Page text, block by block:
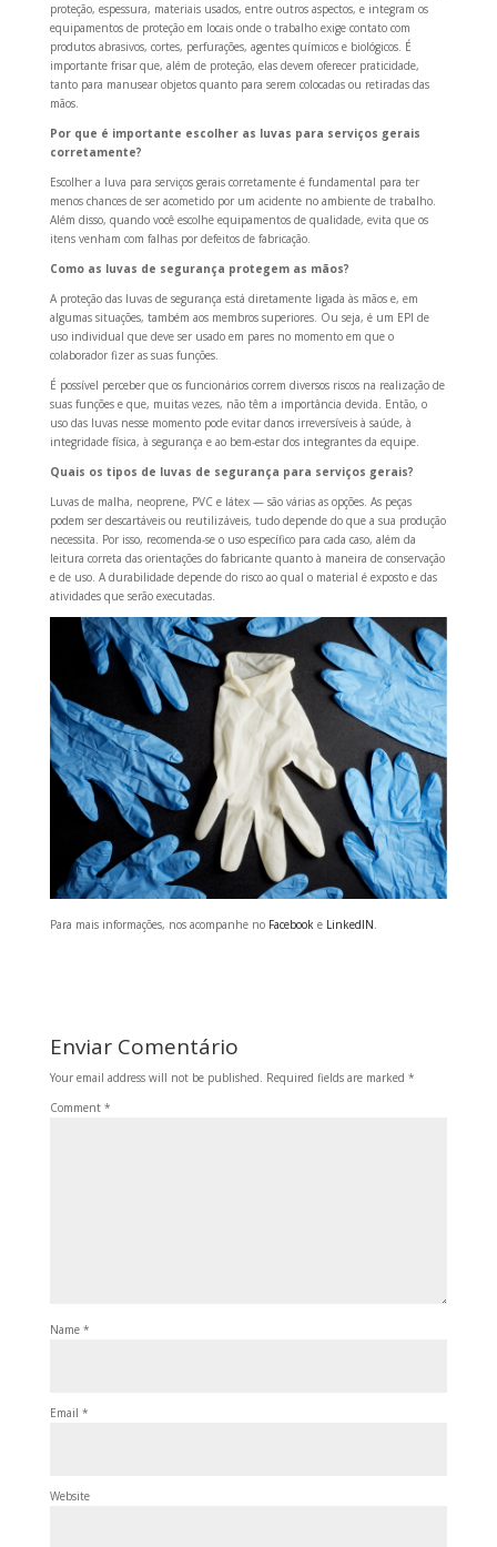
proteção, espessura, materiais usados, entre outros aspectos, e integram os
equipamentos de proteção em locais onde o trabalho exige contato com
produtos abrasivos, cortes, perfurações, agentes químicos e biológicos. É
importante frisar que, além de proteção, elas devem oferecer praticidade,
tanto para manusear objetos quanto para serem colocadas ou retiradas das
mãos.
Por que é importante escolher as luvas para serviços gerais
corretamente?
Escolher a luva para serviços gerais corretamente é fundamental para ter
menos chances de ser acometido por um acidente no ambiente de trabalho.
Além disso, quando você escolhe equipamentos de qualidade, evita que os
itens venham com falhas por defeitos de fabricação.
Como as luvas de segurança protegem as mãos?
A proteção das luvas de segurança está diretamente ligada às mãos e, em
algumas situações, também aos membros superiores. Ou seja, é um EPI de
uso individual que deve ser usado em pares no momento em que o
colaborador fizer as suas funções.
É possível perceber que os funcionários correm diversos riscos na realização de
suas funções e que, muitas vezes, não têm a importância devida. Então, o
uso das luvas nesse momento pode evitar danos irreversíveis à saúde, à
integridade física, à segurança e ao bem-estar dos integrantes da equipe.
Quais os tipos de luvas de segurança para serviços gerais?
Luvas de malha, neoprene, PVC e látex — são várias as opções. As peças
podem ser descartáveis ou reutilizáveis, tudo depende do que a sua produção
necessita. Por isso, recomenda-se o uso específico para cada caso, além da
leitura correta das orientações do fabricante quanto à maneira de conservação
e de uso. A durabilidade depende do risco ao qual o material é exposto e das
atividades que serão executadas.
Para mais informações, nos acompanhe no Facebooke LinkedIN.
Enviar Comentário
Your email address will not be published. Required fields are marked *
Comment *
Name *
Email *
Website